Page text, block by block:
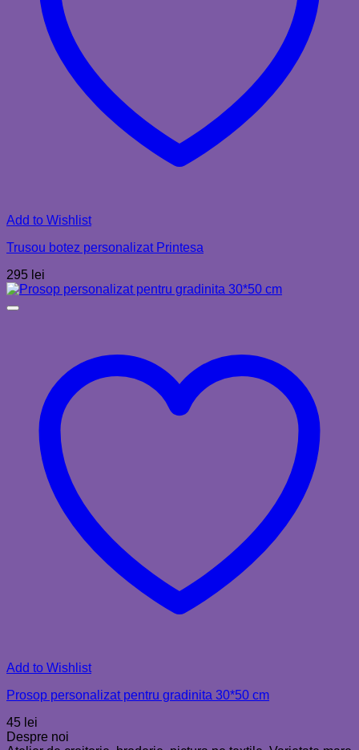
Add to Wishlist
Trusou botez personalizat Printesa
295 lei
Add to Wishlist
Prosop personalizat pentru gradinita 30*50 cm
45 lei
Despre noi